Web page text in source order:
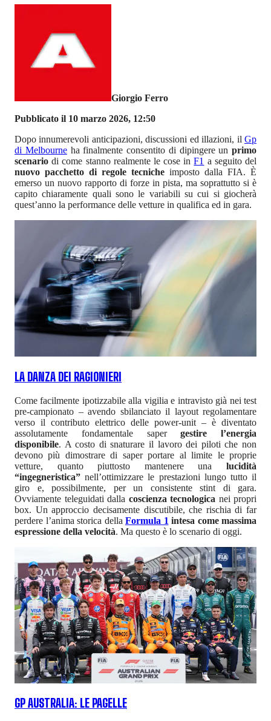
Giorgio Ferro
Pubblicato il 10 marzo 2026, 12:50
Dopo innumerevoli anticipazioni, discussioni ed illazioni, il Gp
di Melbourneha finalmente consentito di dipingere un primo
scenario di come stanno realmente le cose inF1 a seguito del
nuovo pacchetto di regole tecniche imposto dalla FIA. È
emerso un nuovo rapporto di forze in pista, ma soprattutto si è
capito chiaramente quali sono le variabili su cui si giocherà
quest’anno la performance delle vetture in qualifica ed in gara.
LA DANZA DEI RAGIONIERI
Come facilmente ipotizzabile alla vigilia e intravisto già nei test
pre-campionato – avendo sbilanciato il layout regolamentare
verso il contributo elettrico delle power-unit – è diventato
assolutamente fondamentale sapergestire l’energia
disponibile. A costo di snaturare il lavoro dei piloti che non
devono più dimostrare di saper portare al limite le proprie
vetture, quanto piuttosto mantenere una lucidità
“ingegneristica” nell’ottimizzare le prestazioni lungo tutto il
giro e, possibilmente, per un consistente stint di gara.
Ovviamente teleguidati dalla coscienza tecnologica nei propri
box. Un approccio decisamente discutibile, che rischia di far
perdere l’anima storica della Formula 1 intesa come massima
espressione della velocità. Ma questo è lo scenario di oggi.
GP AUSTRALIA: LE PAGELLE